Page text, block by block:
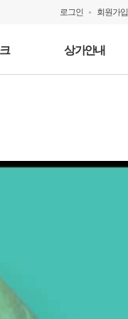
로그인 회원가입
상가안내